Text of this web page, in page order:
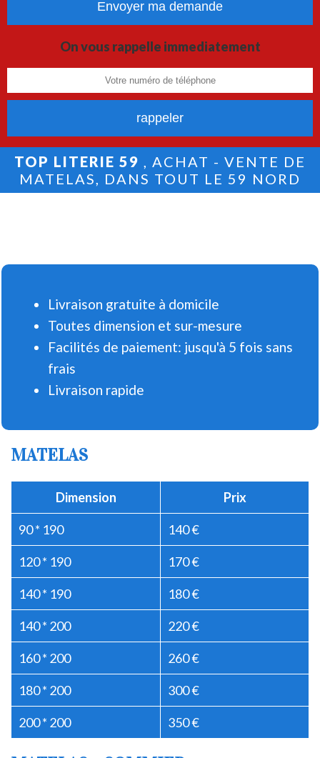
On vous rappelle immediatement
TOP LITERIE 59 , ACHAT - VENTE DE
MATELAS, DANS TOUT LE 59 NORD
Livraison gratuite à domicile
Toutes dimension et sur-mesure
Facilités de paiement: jusqu'à 5 fois sans
frais
Livraison rapide
MATELAS
Dimension Prix
90 * 190 140 €
120 * 190 170 €
140 * 190 180 €
140 * 200 220 €
160 * 200 260 €
180 * 200 300 €
200 * 200 350 €